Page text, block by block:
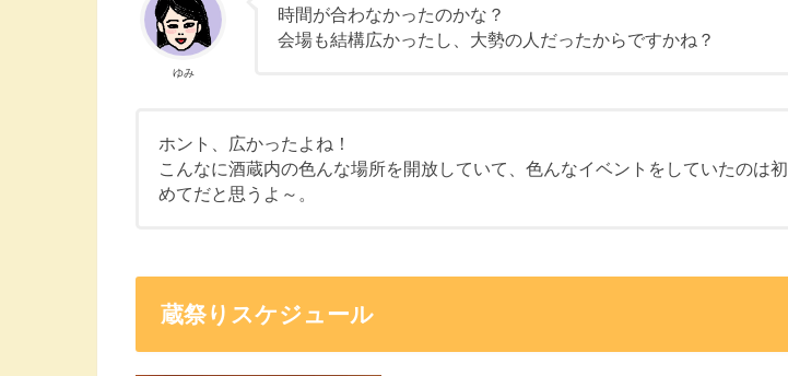
ゆみ
時間が合わなかったのかな？
会場も結構広かったし、大勢の人だったからですかね？
ホント、広かったよね！
こんなに酒蔵内の色んな場所を開放していて、色んなイベントをしていたのは初
めてだと思うよ～。
蔵祭りスケジュール